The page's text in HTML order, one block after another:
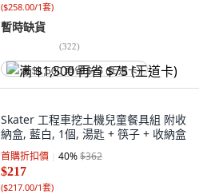
($258.00/1套)
暫時缺貨
(322)
满 $1,500 再省 $75 (王道卡)
Skater 工程車挖土機兒童餐具組 附收
納盒, 藍白, 1個, 湯匙 + 筷子 + 收納盒
首購折扣價 40%$362
$217
($217.00/1套)